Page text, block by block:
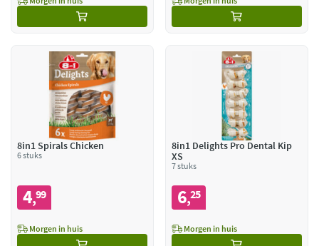
8in1 Spirals Chicken
6 stuks
4,99
Morgen in huis
8in1 Delights Pro Dental Kip
XS
7 stuks
6,25
Morgen in huis